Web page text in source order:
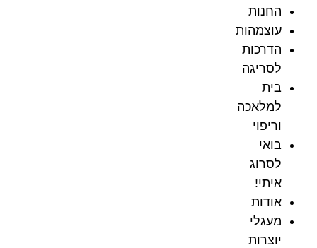
החנות
עוצמהות
הדרכות
לסריגה
בית
למלאכה
וריפוי
בואי
לסרוג
איתי!
אודות
מעגלי
יוצרות